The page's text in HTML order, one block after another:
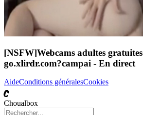
[NSFW]Webcams adultes gratuites
go.xlirdr.com?campai - En direct
AideConditions généralesCookies
C
Choualbox